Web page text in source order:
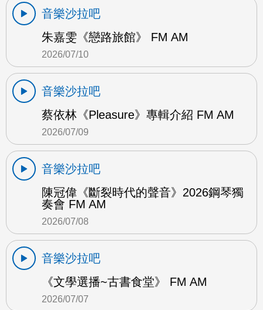
音樂沙拉吧
朱嘉雯《戀路旅館》 FM AM
2026/07/10
音樂沙拉吧
蔡依林《Pleasure》專輯介紹 FM AM
2026/07/09
音樂沙拉吧
陳冠偉《斷裂時代的聲音》2026鋼琴獨
奏會 FM AM
2026/07/08
音樂沙拉吧
《文學選播~古書食堂》 FM AM
2026/07/07